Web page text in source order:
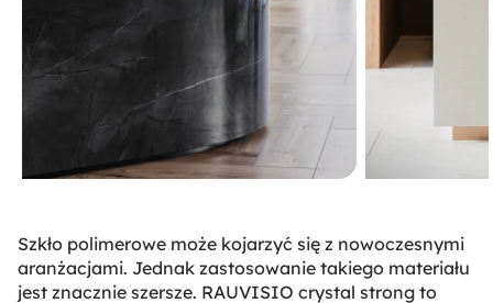
Szkło polimerowe może kojarzyć się z nowoczesnymi
aranżacjami. Jednak zastosowanie takiego materiału
jest znacznie szersze. RAUVISIO crystal strong to